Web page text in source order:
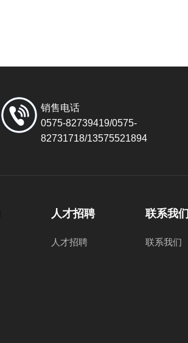
销售电话
0575-82739419/0575-
82731718/13575521894
人才招聘
人才招聘
联系我们
联系我们